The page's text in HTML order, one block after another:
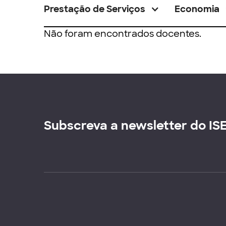
Prestação de Serviços Economia
Não foram encontrados docentes.
Subscreva a newsletter do